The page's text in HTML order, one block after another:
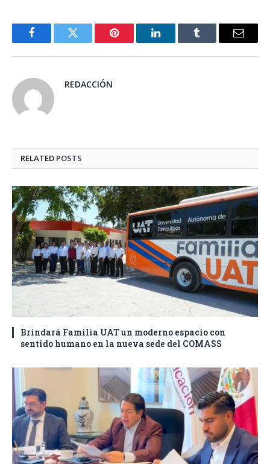
FacebookTwitter Pinterest LinkedInTumblr Email
REDACCIÓN
RELATED POSTS
Brindará Familia UAT un moderno espacio con
sentido humano en la nueva sede del COMASS